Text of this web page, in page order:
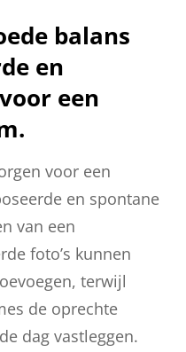
balans
en
een
voor een
en spontane
van een
foto’s kunnen
terwijl
de oprechte
dag vastleggen.